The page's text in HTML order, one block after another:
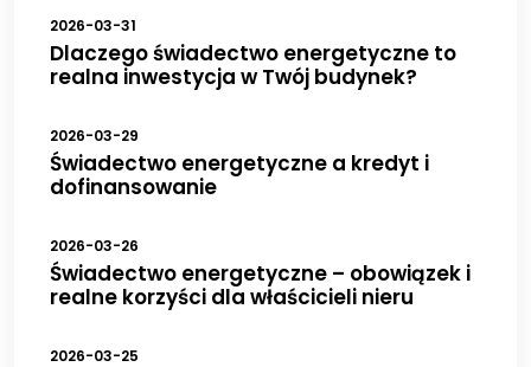
2026-03-31
Dlaczego świadectwo energetyczne to
realna inwestycja w Twój budynek?
2026-03-29
Świadectwo energetyczne a kredyt i
dofinansowanie
2026-03-26
Świadectwo energetyczne – obowiązek i
realne korzyści dla właścicieli nieru
2026-03-25